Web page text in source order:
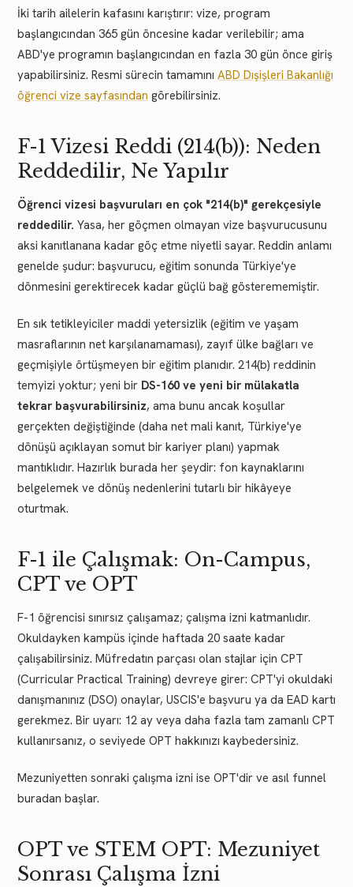
İki tarih ailelerin kafasını karıştırır: vize, program
başlangıcından 365 gün öncesine kadar verilebilir; ama
ABD'ye programın başlangıcından en fazla 30 gün önce giriş
yapabilirsiniz. Resmi sürecin tamamını ABD Dışişleri Bakanlığı
öğrenci vize sayfasından görebilirsiniz.
F-1 Vizesi Reddi (214(b)): Neden
Reddedilir, Ne Yapılır
Öğrenci vizesi başvuruları en çok "214(b)" gerekçesiyle
reddedilir. Yasa, her göçmen olmayan vize başvurucusunu
aksi kanıtlanana kadar göç etme niyetli sayar. Reddin anlamı
genelde şudur: başvurucu, eğitim sonunda Türkiye'ye
dönmesini gerektirecek kadar güçlü bağ gösterememiştir.
En sık tetikleyiciler maddi yetersizlik (eğitim ve yaşam
masraflarının net karşılanamaması), zayıf ülke bağları ve
geçmişiyle örtüşmeyen bir eğitim planıdır. 214(b) reddinin
temyizi yoktur; yeni bir DS-160 ve yeni bir mülakatla
tekrar başvurabilirsiniz, ama bunu ancak koşullar
gerçekten değiştiğinde (daha net mali kanıt, Türkiye'ye
dönüşü açıklayan somut bir kariyer planı) yapmak
mantıklıdır. Hazırlık burada her şeydir: fon kaynaklarını
belgelemek ve dönüş nedenlerini tutarlı bir hikâyeye
oturtmak.
F-1 ile Çalışmak: On-Campus,
CPT ve OPT
F-1 öğrencisi sınırsız çalışamaz; çalışma izni katmanlıdır.
Okuldayken kampüs içinde haftada 20 saate kadar
çalışabilirsiniz. Müfredatın parçası olan stajlar için CPT
(Curricular Practical Training) devreye girer: CPT'yi okuldaki
danışmanınız (DSO) onaylar, USCIS'e başvuru ya da EAD kartı
gerekmez. Bir uyarı: 12 ay veya daha fazla tam zamanlı CPT
kullanırsanız, o seviyede OPT hakkınızı kaybedersiniz.
Mezuniyetten sonraki çalışma izni ise OPT'dir ve asıl funnel
buradan başlar.
OPT ve STEM OPT: Mezuniyet
Sonrası Çalışma İzni